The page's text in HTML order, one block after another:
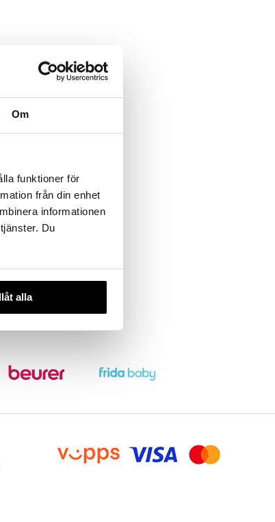
Om
funktioner för
från din enhet
informationen
Du
alla